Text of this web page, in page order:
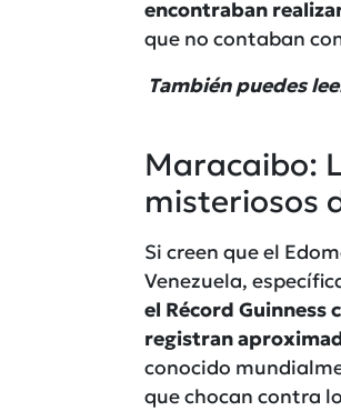
encontraban
que no contaban
También puedes
Maracaibo:
misteriosos
Si creen que el
Venezuela,
el Récord Guinness
registran
conocido
que chocan contra